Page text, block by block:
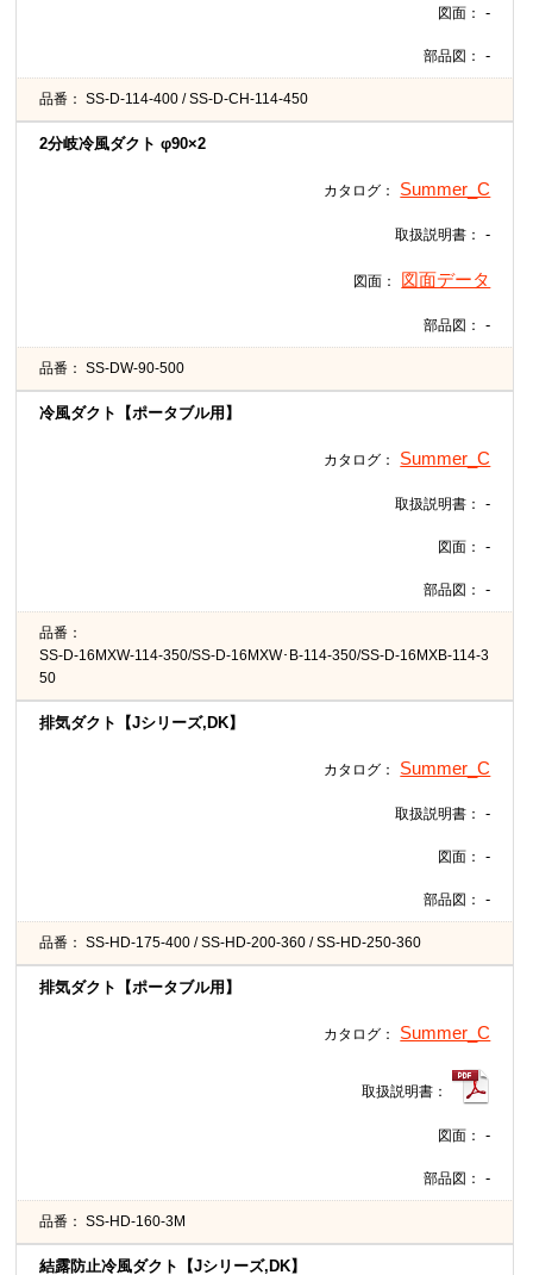
図面： -
部品図： -
品番： SS-D-114-400 / SS-D-CH-114-450
2分岐冷風ダクト φ90×2
カタログ： Summer_C
取扱説明書： -
図面： 図面データ
部品図： -
品番： SS-DW-90-500
冷風ダクト【ポータブル用】
カタログ： Summer_C
取扱説明書： -
図面： -
部品図： -
品番：
SS-D-16MXW-114-350/SS-D-16MXW･B-114-350/SS-D-16MXB-114-3
50
排気ダクト【Jシリーズ,DK】
カタログ： Summer_C
取扱説明書： -
図面： -
部品図： -
品番： SS-HD-175-400 / SS-HD-200-360 / SS-HD-250-360
排気ダクト【ポータブル用】
カタログ： Summer_C
取扱説明書：
図面： -
部品図： -
品番： SS-HD-160-3M
結露防止冷風ダクト【Jシリーズ,DK】